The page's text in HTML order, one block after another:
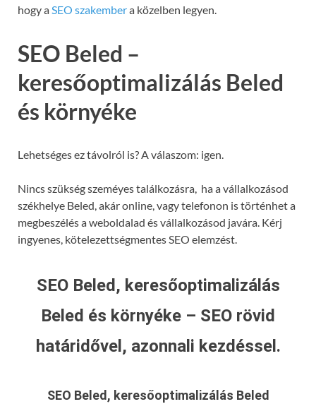
hogy aSEO szakembera közelben legyen.
SEO Beled –
keresőoptimalizálás Beled
és környéke
Lehetséges ez távolról is? A válaszom: igen.
Nincs szükség szeméyes találkozásra, ha a vállalkozásod
székhelye Beled, akár online, vagy telefonon is történhet a
megbeszélés a weboldalad és vállalkozásod javára. Kérj
ingyenes, kötelezettségmentes SEO elemzést.
SEO Beled, keresőoptimalizálás
Beled és környéke – SEO rövid
határidővel, azonnali kezdéssel.
SEO Beled, keresőoptimalizálás Beled